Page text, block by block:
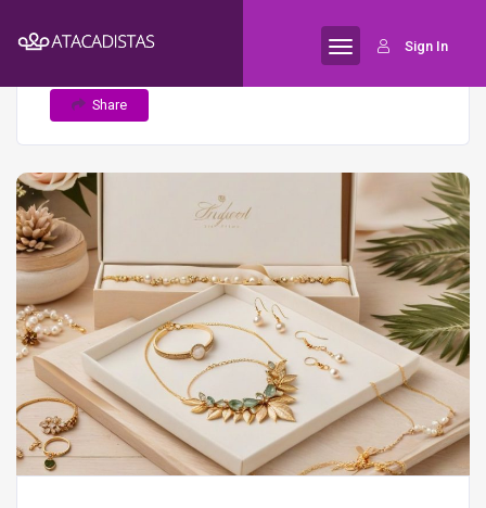
Sign In
Home Semijoias
Os 5 Melhores Canais de
Share